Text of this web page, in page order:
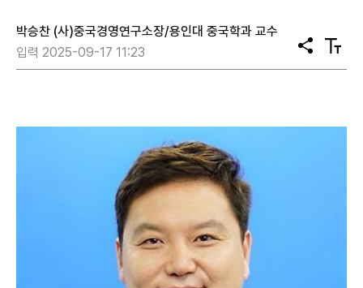
박승찬 (사)중국경영연구소장/용인대 중국학과 교수
입력 2025-09-17 11:23
공
유
텍
스